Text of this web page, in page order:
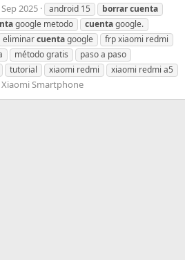
2025 android 15 borrarcuenta
google metodo cuentagoogle.
eliminarcuentagoogle
frp xiaomi redmi
método gratis
paso a paso
tutorial xiaomi redmi xiaomi redmi a5
Xiaomi Smartphone